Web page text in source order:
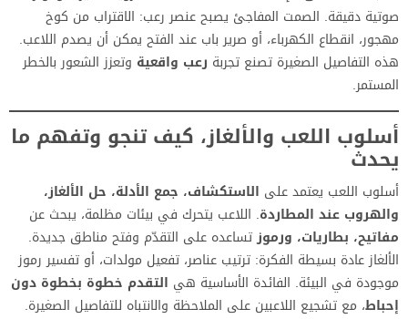
صوتية دقيقة. الصمت المفاجئ يصبح عنصر رعب: الاقتراب من كوخ
مهجور، انقطاع الكهرباء، أو صرير باب عند الفتح يمكن أن يصدم اللاعب.
هذه التفاصيل الصغيرة تصنع تجربة رعب واقعية وتعزز الشعور بالخطر
المستمر.
أسلوب اللعب والألغاز، كيف تنجو وتفهم ما
يحدث
أسلوب اللعب يعتمد على الاستكشاف، جمع الأدلة، حل الألغاز،
والهروب عند المطاردة. اللاعب يتحرك في بيئات مظلمة، يبحث عن
مفاتيح، بطاريات، ورموزتساعده على التقدّم وفتح مناطق جديدة.
الألغاز عادة بسيطة الفكرة: ترتيب عناصر، تفعيل مولدات، أو تفسير رموز
موجودة في البيئة. الفائدة الأساسية هي التقدم خطوة بخطوة دون
إحباط، مع تشجيع اللاعبين على الملاحظة والانتباه للتفاصيل الصغيرة.